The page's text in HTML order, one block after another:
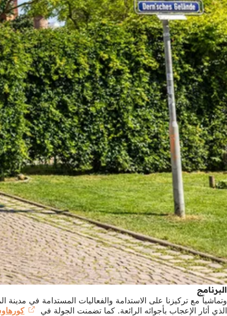
البرنامج
وتماشياً مع تركيزنا على الاستدامة والفعاليات المستدامة في
الذي أثار الإعجاب بأجوائه الرائعة. كما تضمنت الجولة في